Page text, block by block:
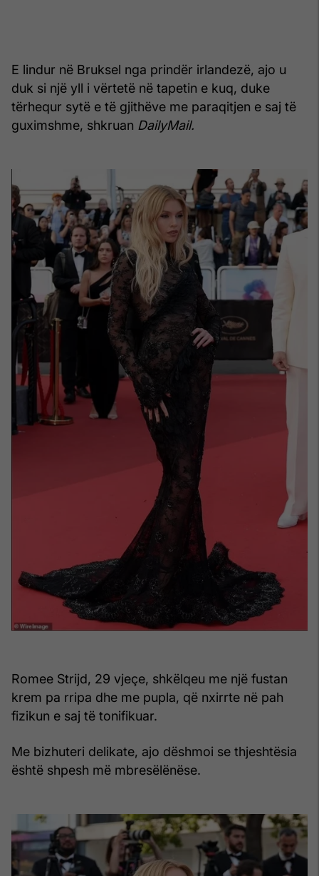
E lindur në Bruksel nga prindër irlandezë, ajo u
duk si një yll i vërtetë në tapetin e kuq, duke
tërhequr sytë e të gjithëve me paraqitjen e saj të
guximshme, shkruan DailyMail.
Romee Strijd, 29 vjeçe, shkëlqeu me një fustan
krem pa rripa dhe me pupla, që nxirrte në pah
fizikun e saj të tonifikuar.
Me bizhuteri delikate, ajo dëshmoi se thjeshtësia
është shpesh më mbresëlënëse.